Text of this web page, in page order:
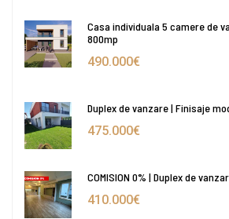
Casa individuala 5 camere de
800mp
490.000€
Duplex de vanzare | Finisaje
475.000€
COMISION 0% | Duplex de
410.000€